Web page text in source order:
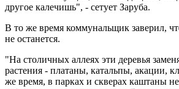
другое калечишь", - сетует Заруба.
В то же время коммунальщик заверил,
не останется.
"На столичных аллеях эти деревья
растения - платаны, катальпы, акации,
же время, в парках и скверах каштаны